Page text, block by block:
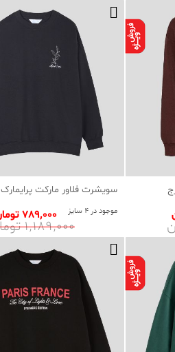
سویشرت فلاور مارکت پرایمارک
موجود در 4 سایز
1٬189٬000 تومان
789٬000 تومان